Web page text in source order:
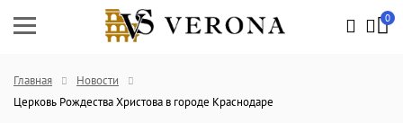
0
Главная
Новости
Церковь Рождества Христова в городе Краснодаре